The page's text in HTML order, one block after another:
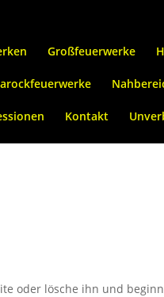
Großfeuerwerke
Kontakt
oder lösche ihn und